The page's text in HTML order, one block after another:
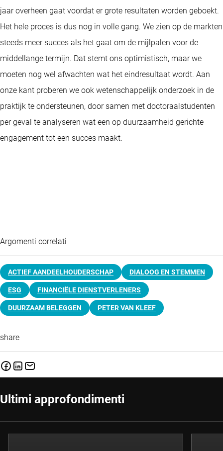
jaar overheen gaat voordat er grote resultaten worden geboekt.
Het hele proces is dus nog in volle gang. We zien op de markten
steeds meer succes als het gaat om de mijlpalen voor de
middellange termijn. Dat stemt ons optimistisch, maar we
moeten nog wel afwachten wat het eindresultaat wordt. Aan
onze kant proberen we ook wetenschappelijk onderzoek in de
praktijk te ondersteunen, door samen met doctoraalstudenten
per geval te analyseren wat een op duurzaamheid gerichte
engagement tot een succes maakt.
Argomenti correlati
ACTIEF AANDEELHOUDERSCHAP DIALOOG EN STEMMEN
ESG FINANCIËLE DIENSTVERLENERS
DUURZAAM BELEGGEN PETER VAN KLEEF
share
Ultimi approfondimenti